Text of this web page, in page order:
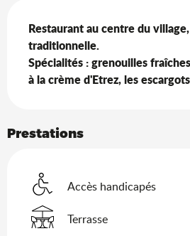
Restaurant au centre du
traditionnelle.
Spécialités : grenouilles
à la crème d'Etrez, les
Prestations
Accès handicapés
Terrasse